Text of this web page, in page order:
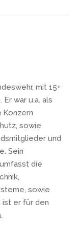
mit 15+
war u.a. als
Konzern
sowie
und
Sein
die
sowie
ist er für den